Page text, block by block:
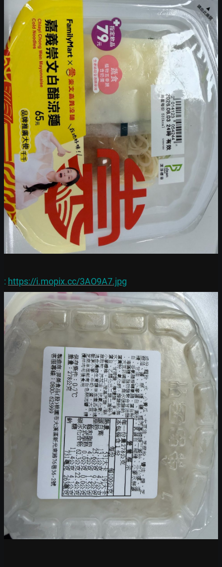
: https://i.mopix.cc/3AO9A7.jpg